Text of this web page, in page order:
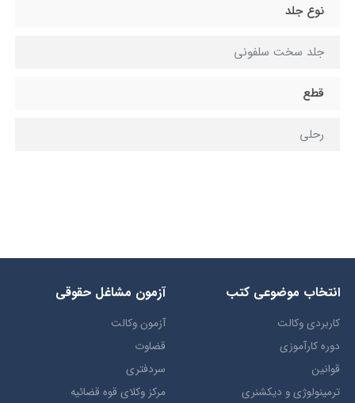
نوع جلد
جلد سخت سلفونی
قطع
رحلی
انتخاب​ موضوعي​ کتب
کاربردی وکالت
دوره کارآموزی
قوانین
ترمينولوژي و ديکشنري
آزمون مشاغل حقوقی
آزمون وکالت
قضاوت
سردفتری
مرکز وکلای قوه قضائیه